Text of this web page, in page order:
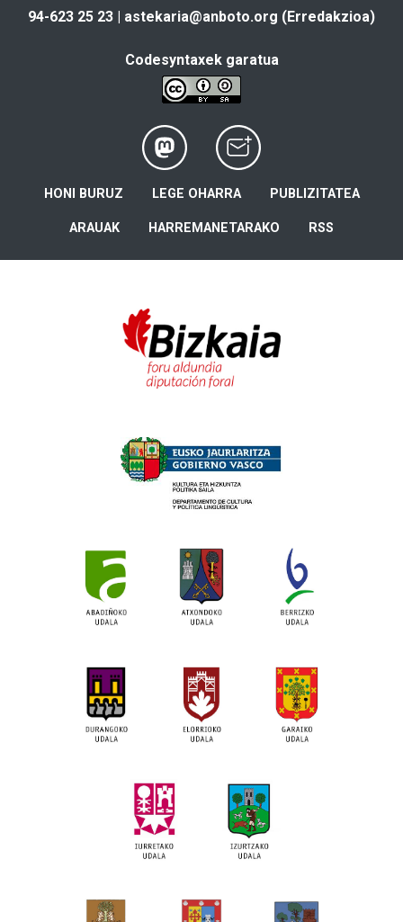
94-623 25 23 | astekaria@anboto.org (Erredakzioa)
Codesyntaxek garatua
HONI BURUZ LEGE OHARRA PUBLIZITATEA
ARAUAK HARREMANETARAKO RSS